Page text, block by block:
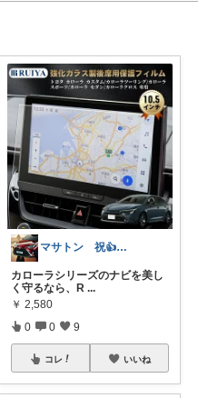
マサトン 祝👍7000プロフも見てね
カローラシリーズのナビを美し
く守るなら、R ...
￥ 2,580
0 0 9
コレ いいね